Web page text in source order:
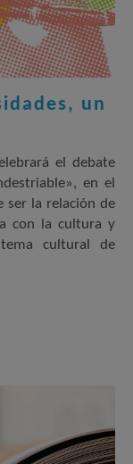
un
el debate
en el
ser la relación de
con la cultura y
cultural de